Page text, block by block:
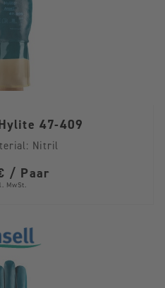
47-409
Nitril
/ Paar
MwSt.